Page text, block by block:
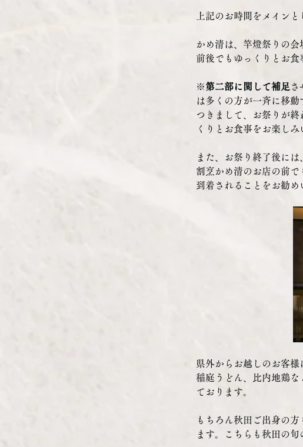
上記のお時間をメイン
かめ清は、竿燈祭りの
前後でもゆっくりとお食
※第二部に関して補足さ
は多くの方が一斉に移動
つきまして、お祭りが
くりとお食事をお楽しみ
また、お祭り終了後には
割烹かめ清のお店の前
到着されることをお勧め
県外からお越しのお客様
稲庭うどん、比内地鶏
ております。
もちろん秋田ご出身の
ます。こちらも秋田の